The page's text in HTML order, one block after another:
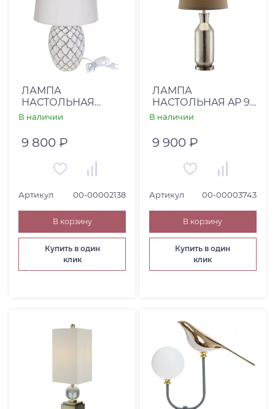
ЛАМПА
НАСТОЛЬНАЯ
SOUVENIR (00-
В наличии
9 800 ₽
Артикул 00-00002138
В корзину
Купить в один
клик
ЛАМПА
НАСТОЛЬНАЯ AP 91
(00-00003743)
В наличии
9 900 ₽
Артикул 00-00003743
В корзину
Купить в один
клик